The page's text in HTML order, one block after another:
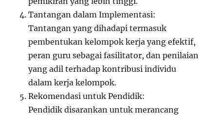
Tantangan dalam Implementasi:
Tantangan yang dihadapi termasuk
pembentukan kelompok kerja yang efektif,
peran guru sebagai fasilitator, dan penilaian
yang adil terhadap kontribusi individu
dalam kerja kelompok.
Rekomendasi untuk Pendidik:
Pendidik disarankan untuk merancang